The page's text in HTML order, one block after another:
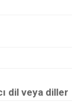
dil veya diller